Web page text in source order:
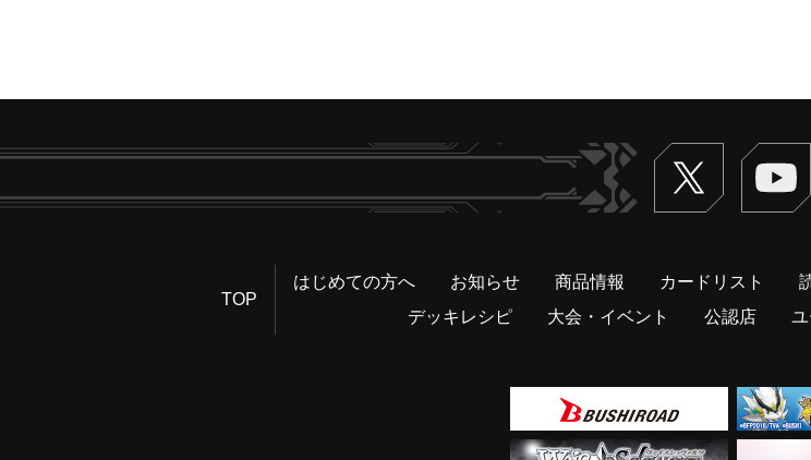
Twitter
TOP
はじめての方へ お知らせ 商品情報 カードリスト
デッキレシピ
大会・イベント 公認店